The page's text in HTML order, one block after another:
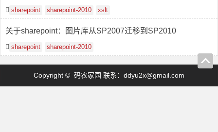
列表 Web 部件中显示空白文本
sharepoint sharepoint-2010 xslt
关于sharepoint：图片库从SP2007迁移到SP2010
sharepoint sharepoint-2010
Copyright © 码农家园 联系： ddyu2x@gmail.com